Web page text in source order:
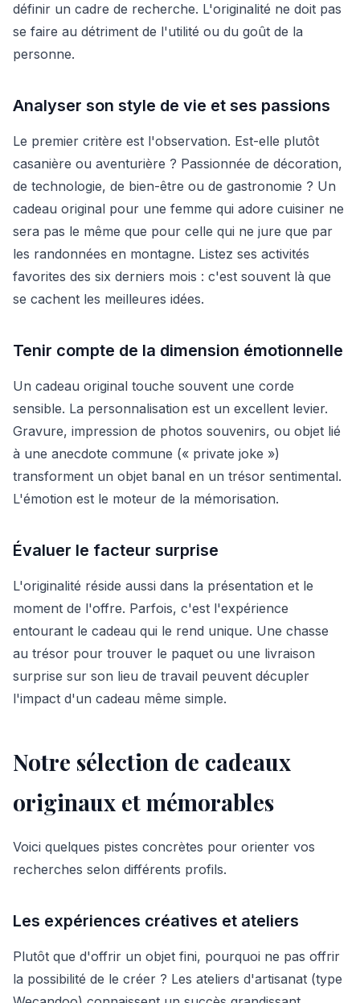
définir un cadre de recherche. L'originalité ne doit pas
se faire au détriment de l'utilité ou du goût de la
personne.
Analyser son style de vie et ses passions
Le premier critère est l'observation. Est-elle plutôt
casanière ou aventurière ? Passionnée de décoration,
de technologie, de bien-être ou de gastronomie ? Un
cadeau original pour une femme qui adore cuisiner ne
sera pas le même que pour celle qui ne jure que par
les randonnées en montagne. Listez ses activités
favorites des six derniers mois : c'est souvent là que
se cachent les meilleures idées.
Tenir compte de la dimension émotionnelle
Un cadeau original touche souvent une corde
sensible. La personnalisation est un excellent levier.
Gravure, impression de photos souvenirs, ou objet lié
à une anecdote commune (« private joke »)
transforment un objet banal en un trésor sentimental.
L'émotion est le moteur de la mémorisation.
Évaluer le facteur surprise
L'originalité réside aussi dans la présentation et le
moment de l'offre. Parfois, c'est l'expérience
entourant le cadeau qui le rend unique. Une chasse
au trésor pour trouver le paquet ou une livraison
surprise sur son lieu de travail peuvent décupler
l'impact d'un cadeau même simple.
Notre sélection de cadeaux
originaux et mémorables
Voici quelques pistes concrètes pour orienter vos
recherches selon différents profils.
Les expériences créatives et ateliers
Plutôt que d'offrir un objet fini, pourquoi ne pas offrir
la possibilité de le créer ? Les ateliers d'artisanat (type